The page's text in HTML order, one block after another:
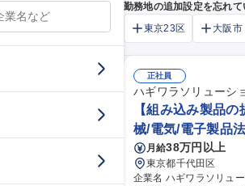
勤務地の追加設定を忘れて
東京23区
大阪市
正社員
ハギワラソリューシ
【組み込み製品
械/電気/電子製品
月給38万円以上
東京都千代田区
企業名 ハギワラソリューションズ株式会社 求人名 【組み込み